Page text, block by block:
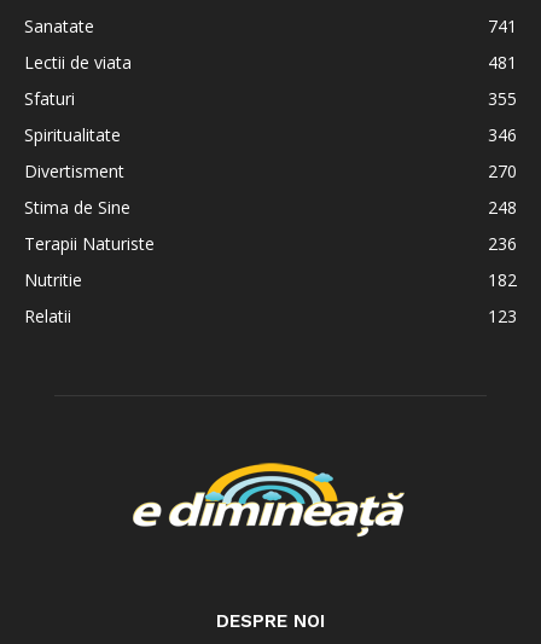
Sanatate
741
Lectii de viata
481
Sfaturi
355
Spiritualitate
346
Divertisment
270
Stima de Sine
248
Terapii Naturiste
236
Nutritie
182
Relatii
123
DESPRE NOI